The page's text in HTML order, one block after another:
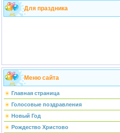
Для праздника
Меню сайта
Главная страница
Голосовые поздравления
Новый Год
Рождество Христово